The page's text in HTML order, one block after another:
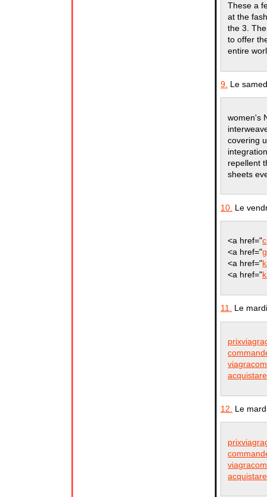
These a
at the
the 3.
to offer
entire
9. Le
women's
covering
repellent
sheets
10. Le
<a href="
<a href="
<a href="
<a href="
11. Le
12. Le